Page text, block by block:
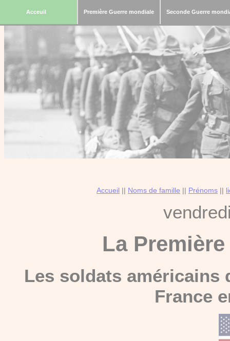
Acceuil Première Guerre mondiale Seconde Guerre
Accueil || Noms de famille || Prénoms ||
La
Les soldats américains
France